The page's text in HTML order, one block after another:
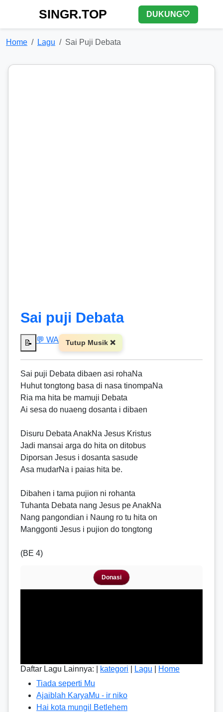
SINGR.TOP DUKUNG🤍
Home Lagu Sai Puji Debata
Sai puji Debata
📝 💬 WA Tutup Musik ❌
Sai puji Debata dibaen asi rohaNa
Huhut tongtong basa di nasa tinompaNa
Ria ma hita be mamuji Debata
Ai sesa do nuaeng dosanta i dibaen
Disuru Debata AnakNa Jesus Kristus
Jadi mansai arga do hita on ditobus
Diporsan Jesus i dosanta sasude
Asa mudarNa i paias hita be.
Dibahen i tama pujion ni rohanta
Tuhanta Debata nang Jesus pe AnakNa
Nang pangondian i Naung ro tu hita on
Manggonti Jesus i pujion do tongtong
(BE 4)
Donasi
Daftar Lagu Lainnya: | kategori Lagu
Home
Tiada seperti Mu
Ajaiblah KaryaMu - ir niko
Hai kota mungil Betlehem